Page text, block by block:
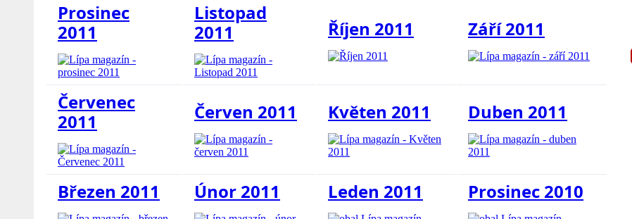
Prosinec
2011
Listopad
2011
Říjen 2011 Září 2011
Červenec
2011
Červen 2011 Květen 2011 Duben 2011
Březen 2011 Únor 2011 Leden 2011 Prosinec 2010